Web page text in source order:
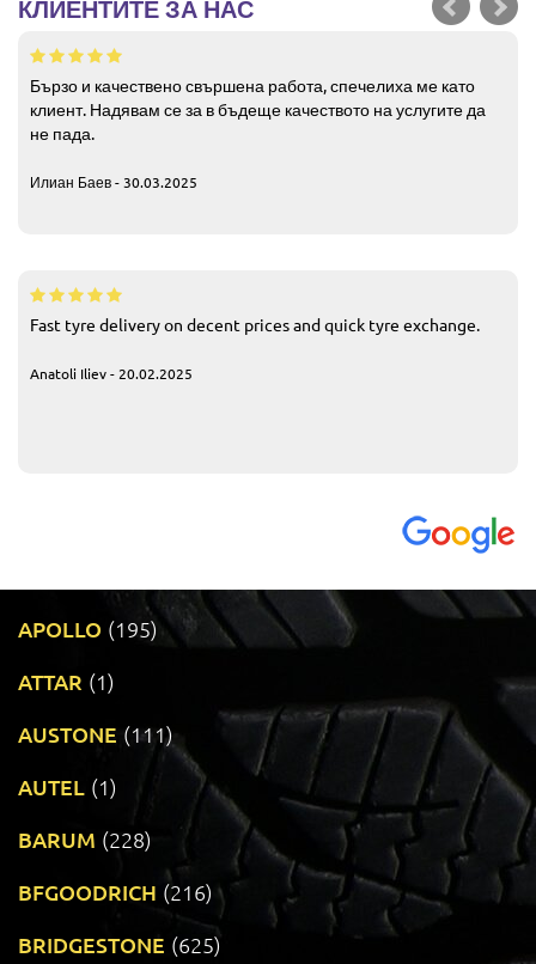
КЛИЕНТИТЕ ЗА НАС
Бързо и качествено свършена работа, спечелиха ме като
клиент. Надявам се за в бъдеще качеството на услугите да
не пада.
Илиан Баев - 30.03.2025
Fast tyre delivery on decent prices and quick tyre exchange.
Anatoli Iliev - 20.02.2025
APOLLO (195)
ATTAR (1)
AUSTONE (111)
AUTEL (1)
BARUM (228)
BFGOODRICH (216)
BRIDGESTONE (625)